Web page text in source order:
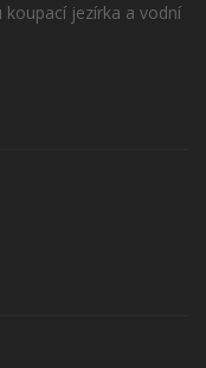
jezírka a vodní